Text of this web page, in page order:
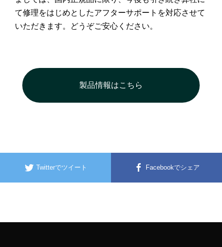
て修理をはじめとしたアフターサポートを対応させて
いただきます。どうぞご安心ください。
製品情報はこちら
Twitterでツイート Facebookでシェア